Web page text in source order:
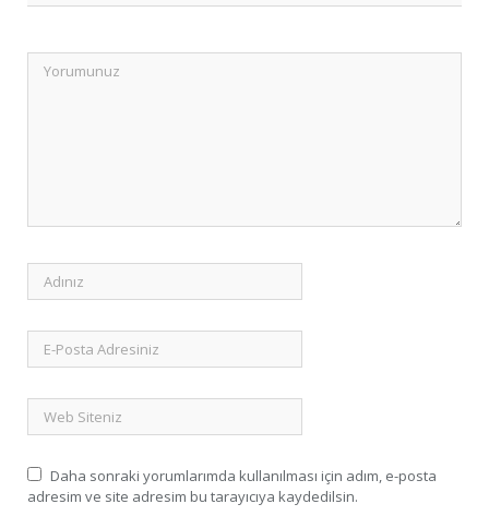
Daha sonraki yorumlarımda kullanılması için adım, e-posta
adresim ve site adresim bu tarayıcıya kaydedilsin.